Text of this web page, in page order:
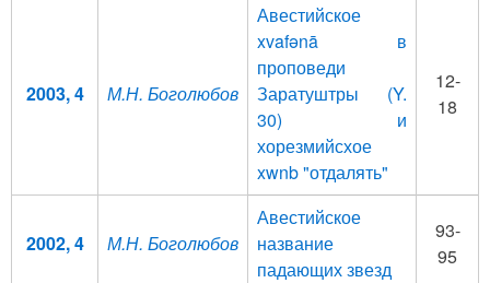
2003, 4 М.Н. Боголюбов
Авестийское
xvafənā в
проповеди
Заратуштры (Y.
30) и
хорезмийсхое
xwnb "отдалять"
12-
18
2002, 4 М.Н. Боголюбов
Авестийское
название
падающих звезд
93-
95